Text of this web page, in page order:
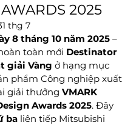
2025
thg 7
8 tháng 10 năm 2025 –
toàn mới Destinator
giải Vàng ở hạng mục
phẩm Công nghiệp xuất
giải thưởng VMARK
Awards 2025. Đây
ba liên tiếp Mitsubishi